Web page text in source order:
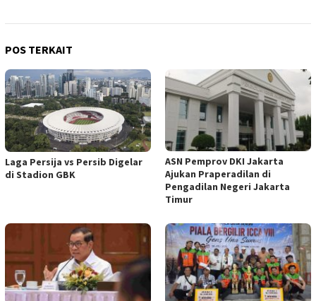
POS TERKAIT
Laga Persija vs Persib Digelar
di Stadion GBK
ASN Pemprov DKI Jakarta
Ajukan Praperadilan di
Pengadilan Negeri Jakarta
Timur